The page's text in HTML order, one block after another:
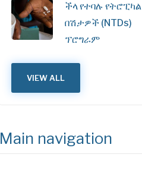
ችላ የተባሉ የትሮፒካል
በሽታዎች (NTDs)
ፕሮግራም
VIEW ALL
Main navigation